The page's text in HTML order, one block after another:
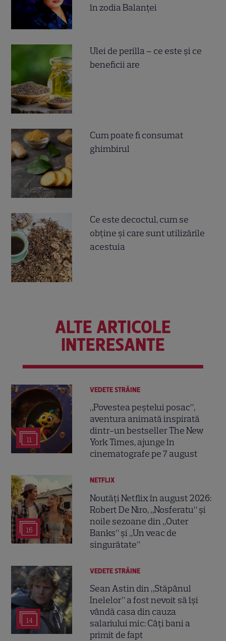
în zodia Balanței
Ulei de perilla – ce este și ce
beneficii are
Cum poate fi consumat
ghimbirul
Ce este decoctul, cum se
obţine şi care sunt utilizările
acestuia
ALTE ARTICOLE
INTERESANTE
11
VEDETE STRĂINE
„Povestea peștelui posac”,
aventura animată inspirată
dintr-un bestseller The New
York Times, ajunge în
cinematografe pe 7 august
16
NETFLIX
Noutăți Netflix în august 2026:
Robert De Niro, „Nosferatu” și
noile sezoane din „Outer
Banks” și „Un veac de
singurătate”
14
VEDETE STRĂINE
Sean Astin din „Stăpânul
Inelelor” a fost nevoit să își
vândă casa din cauza
salariului mic: Câți bani a
primit de fapt